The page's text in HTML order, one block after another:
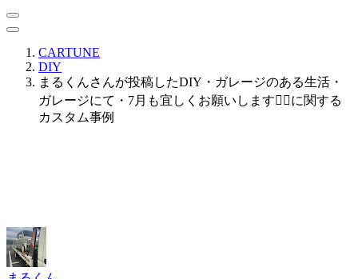
CARTUNE
DIY
まるくんさんが投稿したDIY・ガレージのある生活・
ガレージにて・7月も宜しくお願いします🙇‍♂️に関する
カスタム事例